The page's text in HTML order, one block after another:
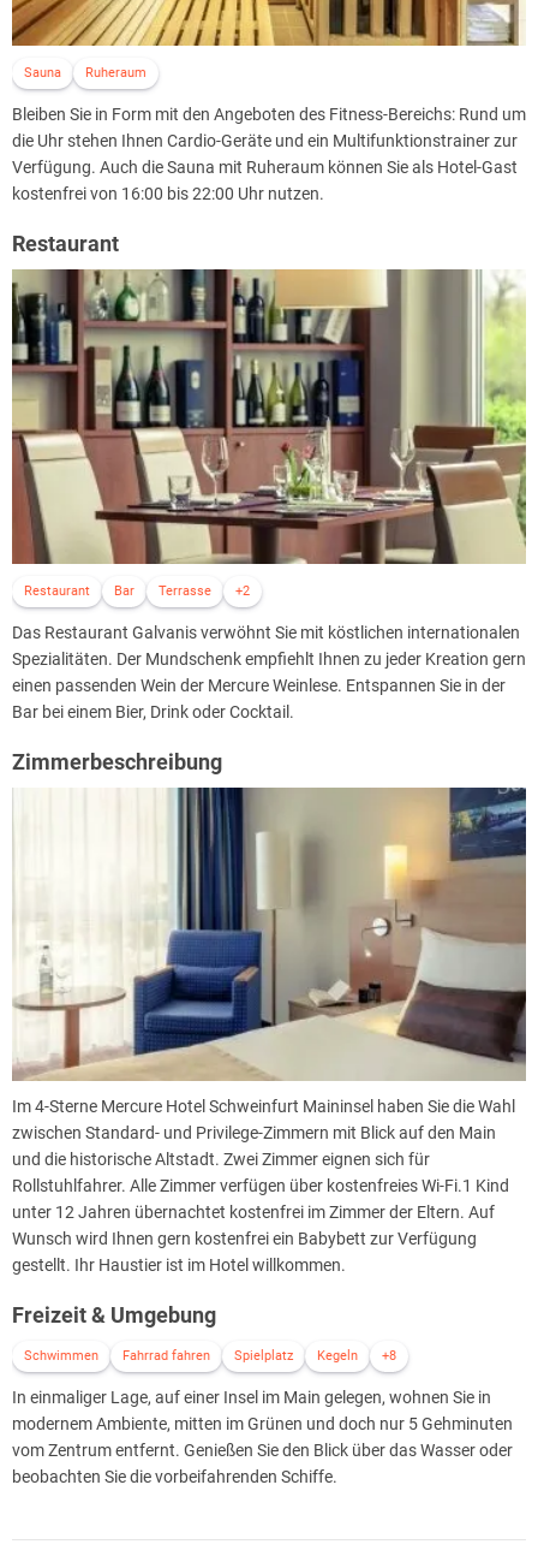
Sauna Ruheraum
Bleiben Sie in Form mit den Angeboten des Fitness-Bereichs: Rund um
die Uhr stehen Ihnen Cardio-Geräte und ein Multifunktionstrainer zur
Verfügung. Auch die Sauna mit Ruheraum können Sie als Hotel-Gast
kostenfrei von 16:00 bis 22:00 Uhr nutzen.
Restaurant
Restaurant Bar Terrasse +2
Das Restaurant Galvanis verwöhnt Sie mit köstlichen internationalen
Spezialitäten. Der Mundschenk empfiehlt Ihnen zu jeder Kreation gern
einen passenden Wein der Mercure Weinlese. Entspannen Sie in der
Bar bei einem Bier, Drink oder Cocktail.
Zimmerbeschreibung
Im 4-Sterne Mercure Hotel Schweinfurt Maininsel haben Sie die Wahl
zwischen Standard- und Privilege-Zimmern mit Blick auf den Main
und die historische Altstadt. Zwei Zimmer eignen sich für
Rollstuhlfahrer. Alle Zimmer verfügen über kostenfreies Wi-Fi.1 Kind
unter 12 Jahren übernachtet kostenfrei im Zimmer der Eltern. Auf
Wunsch wird Ihnen gern kostenfrei ein Babybett zur Verfügung
gestellt. Ihr Haustier ist im Hotel willkommen.
Freizeit & Umgebung
Schwimmen Fahrrad fahren Spielplatz Kegeln +8
In einmaliger Lage, auf einer Insel im Main gelegen, wohnen Sie in
modernem Ambiente, mitten im Grünen und doch nur 5 Gehminuten
vom Zentrum entfernt. Genießen Sie den Blick über das Wasser oder
beobachten Sie die vorbeifahrenden Schiffe.